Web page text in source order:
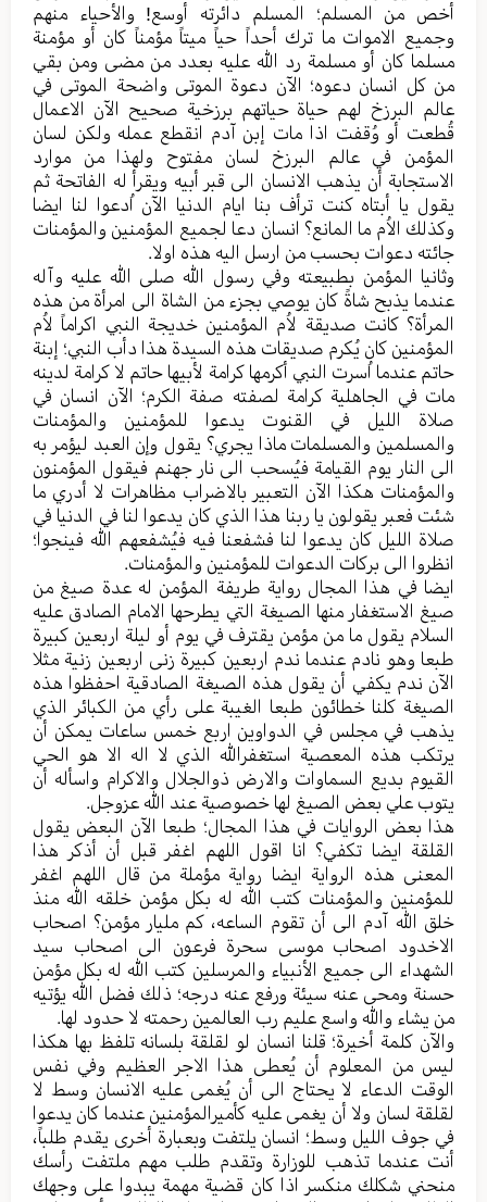
أخص من المسلم؛ المسلم دائرته أوسع! والأحیاء منهم
وجمیع الاموات ما ترك أحداً حیاً میتاً مؤمناً کان أو مؤمنة
مسلما کان أو مسلمة رد الله علیه بعدد من مضی ومن بقي
من کل انسان دعوه؛ الآن دعوة الموتی واضحة الموتی في
عالم البرزخ لهم حیاة حیاتهم برزخیة صحیح الآن الاعمال
قُطعت أو وُقفت اذا مات إبن آدم انقطع عمله ولکن لسان
المؤمن في عالم البرزخ لسان مفتوح ولهذا من موارد
الاستجابة أن یذهب الانسان الی قبر أبيه ویقرأ له الفاتحة ثم
یقول یا أبتاه کنت ترأف بنا ایام الدنیا الآن اُدعوا لنا ایضا
وکذلك الاُم ما المانع؟ انسان دعا لجمیع المؤمنین والمؤمنات
جائته دعوات بحسب من ارسل الیه هذه اولا.
وثانیا المؤمن بطبیعته وفي رسول الله صلی الله علیه وآله
عندما یذبح شاةً کان یوصي بجزء من الشاة الی امرأة من هذه
المرأة؟ کانت صدیقة لاُم المؤمنین خدیجة النبي اکراماً لاُم
المؤمنین کان یُکرم صدیقات هذه السیدة هذا دأب النبي؛ إبنة
حاتم عندما اُسرت النبي أکرمها کرامة لأبیها حاتم لا کرامة لدینه
مات في الجاهلیة کرامة لصفته صفة الکرم؛ الآن انسان في
صلاة اللیل في القنوت یدعوا للمؤمنین والمؤمنات
والمسلمین والمسلمات ماذا یجري؟ یقول وإن العبد لیؤمر به
الی النار یوم القیامة فیُسحب الی نار جهنم فیقول المؤمنون
والمؤمنات هکذا الآن التعبیر بالاضراب مظاهرات لا أدري ما
شئت فعبر یقولون یا ربنا هذا الذي کان یدعوا لنا في الدنیا في
صلاة اللیل کان یدعوا لنا فشفعنا فیه فیُشفعهم الله فینجوا؛
انظروا الی برکات الدعوات للمؤمنین والمؤمنات.
ایضا في هذا المجال روایة طریفة المؤمن له عدة صیغ من
صیغ الاستغفار منها الصیغة التي یطرحها الامام الصادق علیه
السلام یقول ما من مؤمن یقترف في یوم أو لیلة اربعین کبیرة
طبعا وهو نادم عندما ندم اربعین کبیرة زنی اربعین زنیة مثلا
الآن ندم یکفي أن یقول هذه الصیغة الصادقیة احفظوا هذه
الصیغة کلنا خطائون طبعا الغیبة علی رأي من الکبائر الذي
يذهب في مجلس في الدواوین اربع خمس ساعات یمکن أن
یرتکب هذه المعصیة استغفرالله الذي لا اله الا هو الحي
القیوم بدیع السماوات والارض ذوالجلال والاکرام واسأله أن
یتوب علي بعض الصیغ لها خصوصیة عند الله عزوجل.
هذا بعض الروایات في هذا المجال؛ طبعا الآن البعض یقول
القلقة ایضا تکفي؟ انا اقول اللهم اغفر قبل أن أذکر هذا
المعنی هذه الروایة ایضا روایة مؤملة من قال اللهم اغفر
للمؤمنین والمؤمنات کتب الله له بکل مؤمن خلقه الله منذ
خلق الله آدم الی أن تقوم الساعه، کم ملیار مؤمن؟ اصحاب
الاخدود اصحاب موسی سحرة فرعون الی اصحاب سید
الشهداء الی جمیع الأنبیاء والمرسلین کتب الله له بکل مؤمن
حسنة ومحی عنه سیئة ورفع عنه درجه؛ ذلك فضل الله یؤتیه
من یشاء والله واسع علیم رب العالمین رحمته لا حدود لها.
والآن کلمة أخيرة؛ قلنا انسان لو لقلقة بلسانه تلفظ بها هکذا
لیس من المعلوم أن یُعطی هذا الاجر العظیم وفي نفس
الوقت الدعاء لا یحتاج الی أن یُغمی علیه الانسان وسط لا
لقلقة لسان ولا أن یغمی علیه کأمیرالمؤمنین عندما کان یدعوا
في جوف اللیل وسط؛ انسان یلتفت وبعبارة أخری یقدم طلباً،
أنت عندما تذهب للوزارة وتقدم طلب مهم ملتفت رأسك
منحني شکلك منکسر اذا کان قضیة مهمة یبدوا علی وجهك